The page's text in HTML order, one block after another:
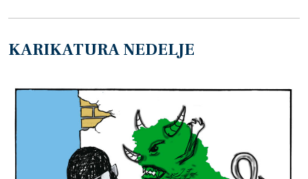
KARIKATURA NEDELJE